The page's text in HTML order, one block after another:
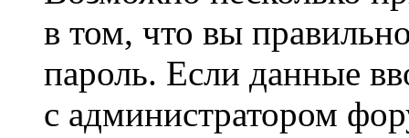
в том, что вы
пароль. Если данные
с администратором